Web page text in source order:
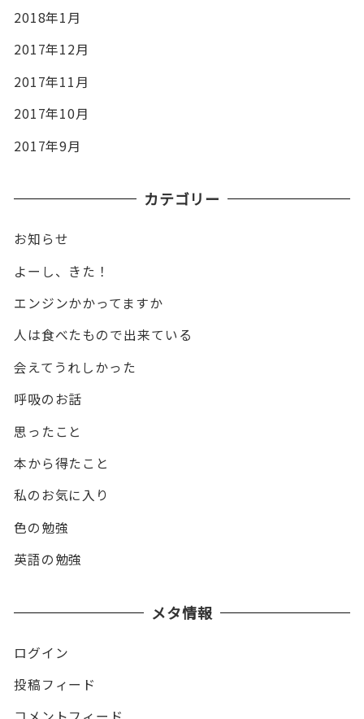
2018年1月
2017年12月
2017年11月
2017年10月
2017年9月
カテゴリー
お知らせ
よーし、きた！
エンジンかかってますか
人は食べたもので出来ている
会えてうれしかった
呼吸のお話
思ったこと
本から得たこと
私のお気に入り
色の勉強
英語の勉強
メタ情報
ログイン
投稿フィード